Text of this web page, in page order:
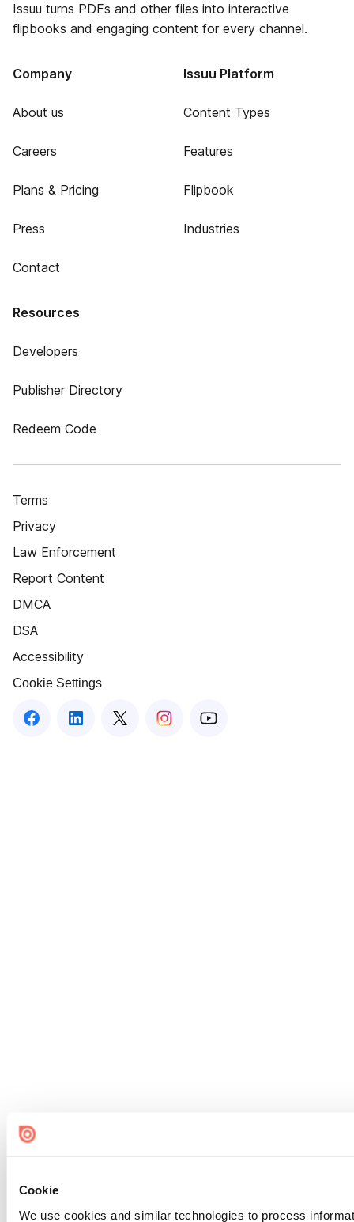
Cookie
We use cookies and similar technologies to process
Issuu turns PDFs and other files into interactive
flipbooks and engaging content for every channel.
Company
About us
Careers
Plans & Pricing
Press
Contact
Issuu Platform
Content Types
Features
Flipbook
Industries
Resources
Developers
Publisher Directory
Redeem Code
Terms
Privacy
Law Enforcement
Report Content
DMCA
DSA
Accessibility
Cookie Settings